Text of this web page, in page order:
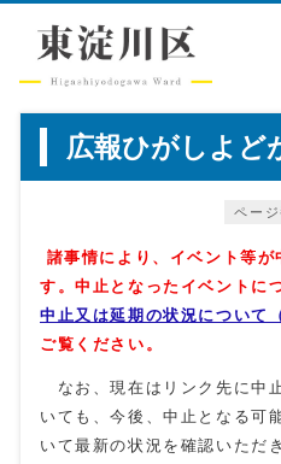
広報ひがしよど
ペー
諸事情により 、イベント等が
す。中止となったイベントに
中止又は延期の状況について
ご覧ください。
なお、現在はリンク先に中
いても、今後、中止となる可
いて最新の状況を確認いただ